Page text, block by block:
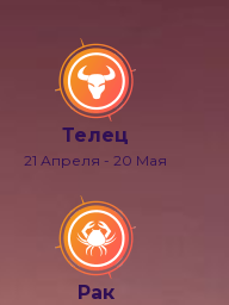
Телец
21 Апреля - 20 Мая
Рак